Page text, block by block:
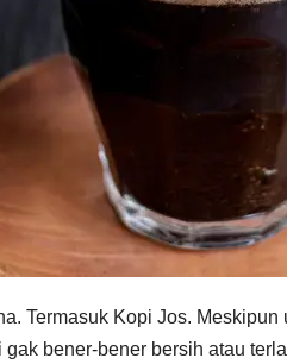
Termasuk Kopi Jos.
bener-bener bersih atau